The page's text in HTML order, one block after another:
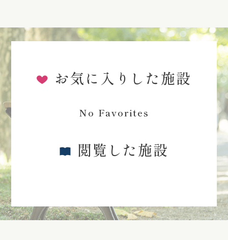
お気に入りした施設
No Favorites
閲覧した施設